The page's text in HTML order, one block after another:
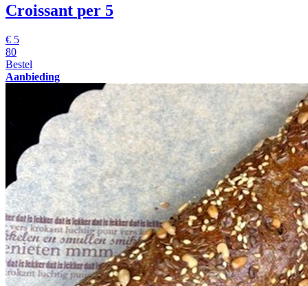
Croissant per 5
€ 5
80
Bestel
Aanbieding